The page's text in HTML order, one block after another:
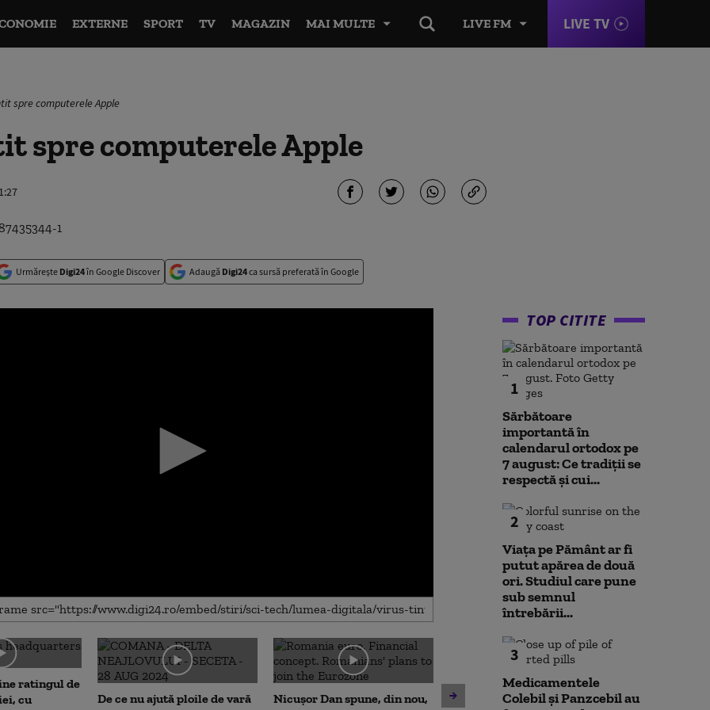
LIVE FM LIVE TV
EXTERNE SPORT TV MAGAZIN MAI MULTE
spre computerele Apple
spre computerele Apple
Urmărește Digi24în Google Discover Adaugă Digi24ca sursă preferată în Google
ratingul de
cu
De ce nu ajută ploile de vară
Nicușor Dan spune, din nou,
Emil Boc, primarul Clujului,
prezintă leacul pentru
mahmureală după o noapte
putem câștiga
TOP CITITE
1
Sărbătoare
importantă în
calendarul ortodox pe
7 august: Ce tradiții se
respectă și cui...
2
Viața pe Pământ ar fi
putut apărea de două
ori. Studiul care pune
sub semnul
întrebării...
3
Medicamentele
Colebil și Panzcebil au